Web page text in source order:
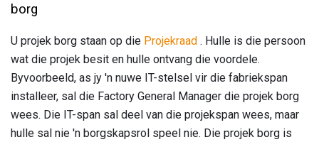
borg
U projek borg staan ​​op die Projekraad . Hulle is die persoon
wat die projek besit en hulle ontvang die voordele.
Byvoorbeeld, as jy 'n nuwe IT-stelsel vir die fabriekspan
installeer, sal die Factory General Manager die projek borg
wees. Die IT-span sal deel van die projekspan wees, maar
hulle sal nie 'n borgskapsrol speel nie. Die projek borg is